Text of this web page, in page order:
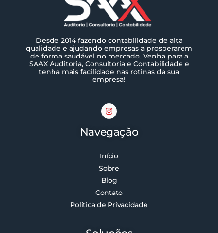
Desde 2014 fazendo contabilidade de alta
qualidade e ajudando empresas a prosperarem
de forma saudável no mercado. Venha para a
SAAX Auditoria, Consultoria e Contabilidade e
tenha mais facilidade nas rotinas da sua
empresa!
Navegação
Início
Sobre
Blog
Contato
Política de Privacidade